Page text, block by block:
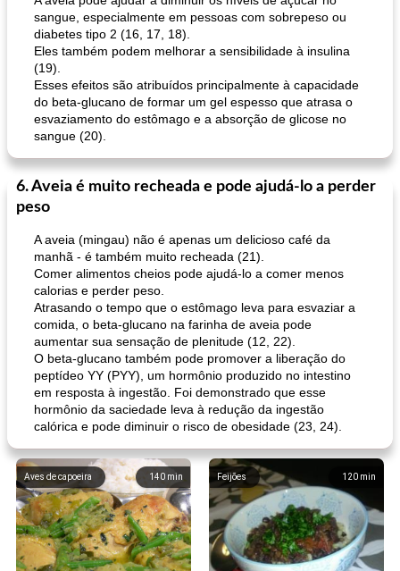
sangue, especialmente em pessoas com sobrepeso ou
diabetes tipo 2 (16, 17, 18).
Eles também podem melhorar a sensibilidade à insulina
(19).
Esses efeitos são atribuídos principalmente à capacidade
do beta-glucano de formar um gel espesso que atrasa o
esvaziamento do estômago e a absorção de glicose no
sangue (20).
6. Aveia é muito recheada e pode ajudá-lo a perder
peso
A aveia (mingau) não é apenas um delicioso café da
manhã - é também muito recheada (21).
Comer alimentos cheios pode ajudá-lo a comer menos
calorias e perder peso.
Atrasando o tempo que o estômago leva para esvaziar a
comida, o beta-glucano na farinha de aveia pode
aumentar sua sensação de plenitude (12, 22).
O beta-glucano também pode promover a liberação do
peptídeo YY (PYY), um hormônio produzido no intestino
em resposta à ingestão. Foi demonstrado que esse
hormônio da saciedade leva à redução da ingestão
calórica e pode diminuir o risco de obesidade (23, 24).
140 min
Aves de capoeira 120 min
Feijões